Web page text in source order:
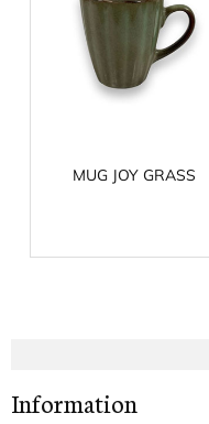
MUG JOY GRASS
Information